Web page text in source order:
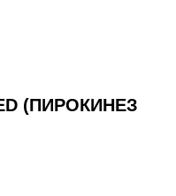
(ПИРОКИНЕЗ